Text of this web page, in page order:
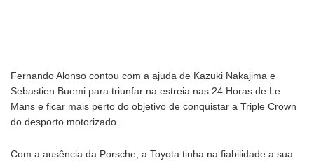
Fernando Alonso contou com a ajuda de Kazuki Nakajima e
Sebastien Buemi para triunfar na estreia nas 24 Horas de Le
Mans e ficar mais perto do objetivo de conquistar a Triple Crown
do desporto motorizado.
Com a ausência da Porsche, a Toyota tinha na fiabilidade a sua